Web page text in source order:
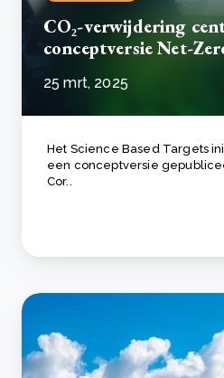
CO₂-verwijdering
conceptversie Net-
25 mrt, 2025
Het Science Based Targets
een conceptversie
Cor..